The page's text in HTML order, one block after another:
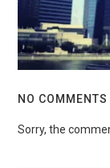
NO COMMENTS
Sorry, the